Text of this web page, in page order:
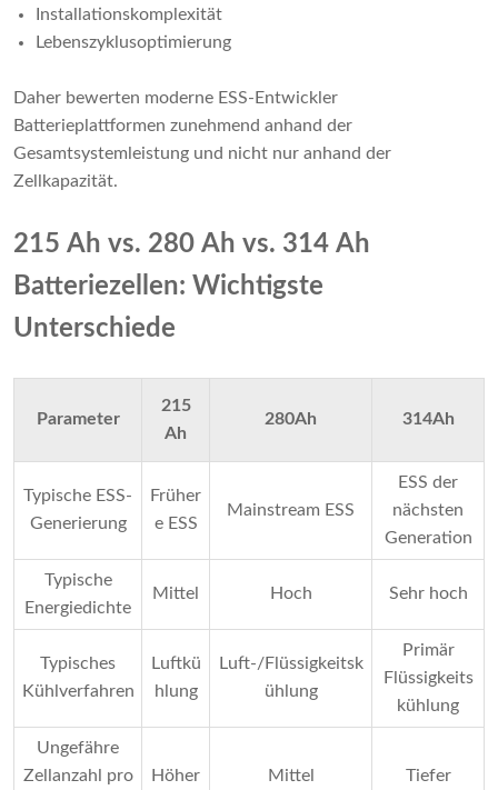
Installationskomplexität
Lebenszyklusoptimierung
Daher bewerten moderne ESS-Entwickler
Batterieplattformen zunehmend anhand der
Gesamtsystemleistung und nicht nur anhand der
Zellkapazität.
215 Ah vs. 280 Ah vs. 314 Ah
Batteriezellen: Wichtigste
Unterschiede
Parameter
215
Ah
280Ah 314Ah
Typische ESS-
Generierung
Früher
e ESS
Mainstream ESS
ESS der
nächsten
Generation
Typische
Energiedichte
Mittel Hoch Sehr hoch
Typisches
Kühlverfahren
Luftkü
hlung
Luft-/Flüssigkeitsk
ühlung
Primär
Flüssigkeits
kühlung
Ungefähre
Zellanzahl pro
Höher Mittel Tiefer